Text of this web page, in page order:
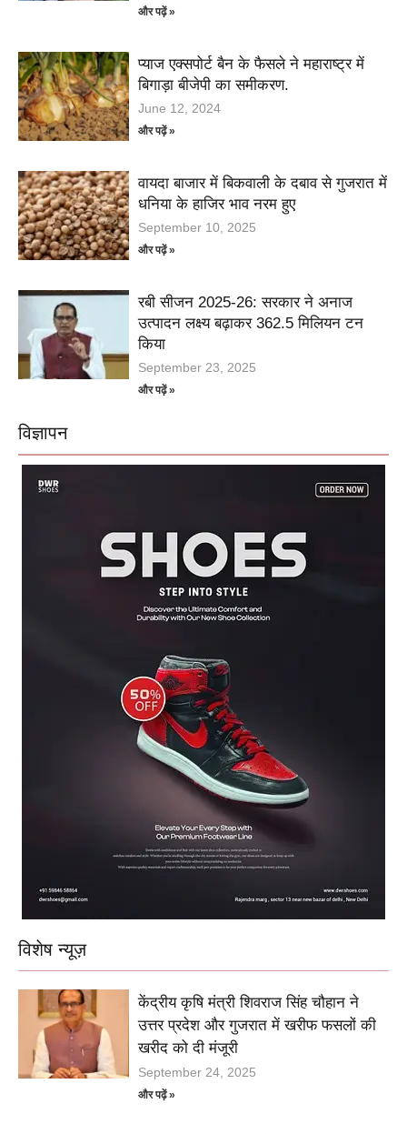
और पढ़ें »
प्याज एक्सपोर्ट बैन के फैसले ने महाराष्ट्र में
बिगाड़ा बीजेपी का समीकरण.
June 12, 2024
और पढ़ें »
वायदा बाजार में बिकवाली के दबाव से गुजरात में
धनिया के हाजिर भाव नरम हुए
September 10, 2025
और पढ़ें »
रबी सीजन 2025-26: सरकार ने अनाज
उत्पादन लक्ष्य बढ़ाकर 362.5 मिलियन टन
किया
September 23, 2025
और पढ़ें »
विज्ञापन
विशेष न्यूज़
केंद्रीय कृषि मंत्री शिवराज सिंह चौहान ने
उत्तर प्रदेश और गुजरात में खरीफ फसलों की
खरीद को दी मंजूरी
September 24, 2025
और पढ़ें »